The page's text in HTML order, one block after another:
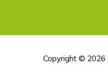
Copyright © 2026